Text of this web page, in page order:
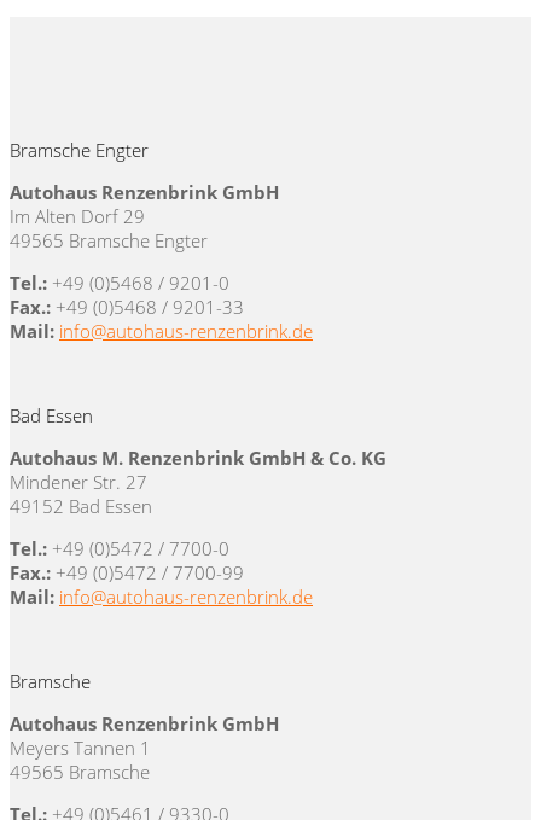
Bramsche Engter
Autohaus Renzenbrink GmbH
Im Alten Dorf 29
49565 Bramsche Engter
Tel.: +49 (0)5468 / 9201-0
Fax.: +49 (0)5468 / 9201-33
Mail: info@autohaus-renzenbrink.de
Bad Essen
Autohaus M. Renzenbrink GmbH & Co. KG
Mindener Str. 27
49152 Bad Essen
Tel.: +49 (0)5472 / 7700-0
Fax.: +49 (0)5472 / 7700-99
Mail: info@autohaus-renzenbrink.de
Bramsche
Autohaus Renzenbrink GmbH
Meyers Tannen 1
49565 Bramsche
Tel.: +49 (0)5461 / 9330-0